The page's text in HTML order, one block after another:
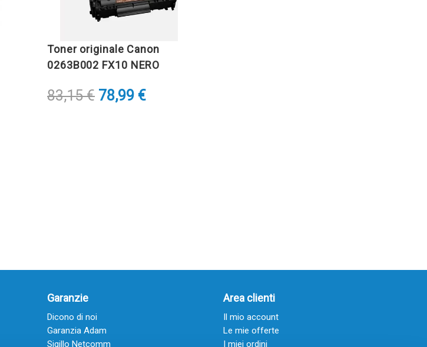
Toner originale Canon
0263B002 FX10 NERO
83,15€ Il
78,99 €Il
Garanzie
Dicono di noi
Garanzia Adam
Sigillo Netcomm
Area clienti
Il mio account
Le mie offerte
I miei ordini